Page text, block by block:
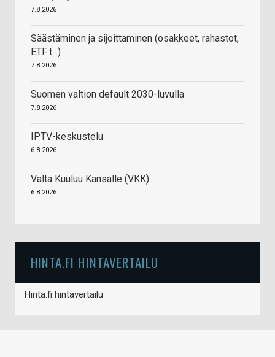
7.8.2026
Säästäminen ja sijoittaminen (osakkeet, rahastot,
ETF:t...)
7.8.2026
Suomen valtion default 2030-luvulla
7.8.2026
IPTV-keskustelu
6.8.2026
Valta Kuuluu Kansalle (VKK)
6.8.2026
HINTA.FI HINTAVERTAILU
Hinta.fi hintavertailu